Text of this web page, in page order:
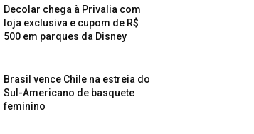
Decolar chega à Privalia com
loja exclusiva e cupom de R$
500 em parques da Disney
Brasil vence Chile na estreia do
Sul-Americano de basquete
feminino